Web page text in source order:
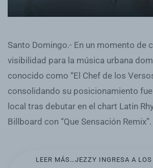
Santo Domingo.- En un momento de
visibilidad para la música urbana
conocido como “El Chef de los
consolidando su posicionamiento
local tras debutar en el chart Latin
Billboard con “Que Sensación Remix”.
LEER MÁS…JEZZY INGRESA A LOS